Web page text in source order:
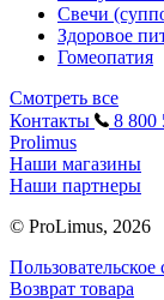
Свечи
Здоровое
Гомеопатия
Смотреть все
Контакты
8 800
Prolimus
Наши магазины
Наши партнеры
© ProLimus, 2026
Пользовательское
Возврат товара